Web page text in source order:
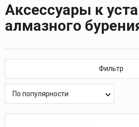
Аксессуары к
алмазного
Фильтр
По популярности